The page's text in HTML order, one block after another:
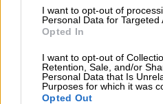
I want to opt-out of
Personal Data for Targeted
Opted In
I want to opt-out of
Retention, Sale, and/or
Personal Data that Is
Purposes for which it was
Opted Out
υπέρ του Δικεφάλου. Ο
εκτέλεση στο 21' αλλά
σωστά, έπεσε στην
απέκρουσε
στο δοκάρι προτού